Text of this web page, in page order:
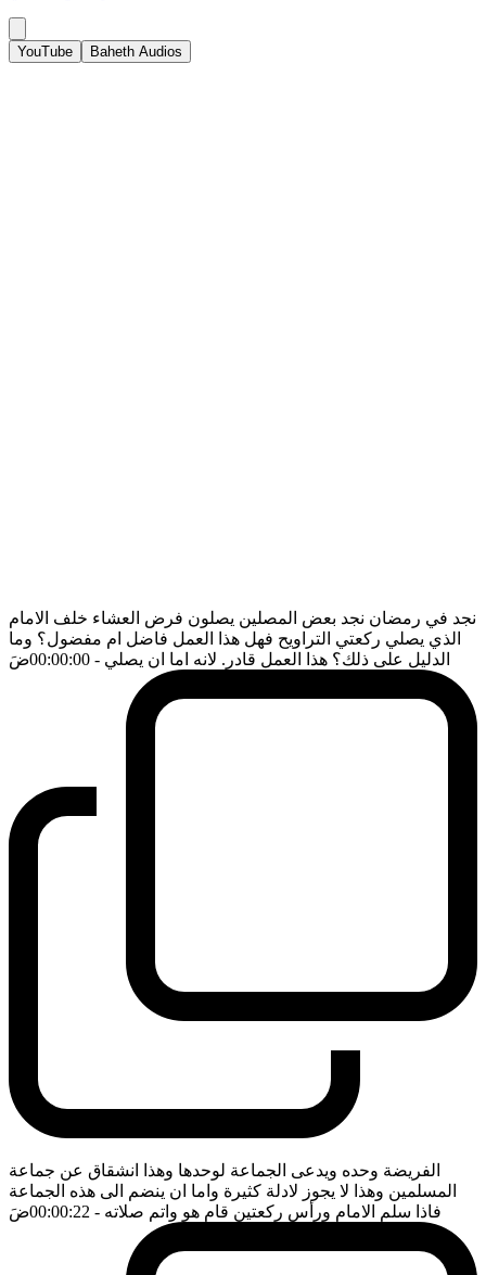
YouTube Baheth Audios
نجد في رمضان نجد بعض المصلين يصلون فرض العشاء خلف الامام
الذي يصلي ركعتي التراويح فهل هذا العمل فاضل ام مفضول؟ وما
الدليل على ذلك؟ هذا العمل قادر. لانه اما ان يصلي - 00:00:00 ضَ
الفريضة وحده ويدعى الجماعة لوحدها وهذا انشقاق عن جماعة
المسلمين وهذا لا يجوز لادلة كثيرة واما ان ينضم الى هذه الجماعة
فاذا سلم الامام ورأس ركعتين قام هو واتم صلاته - 00:00:22 ضَ